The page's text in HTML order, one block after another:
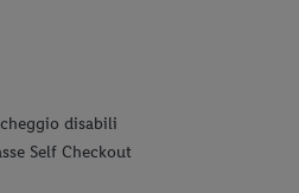
disabili
Self Checkout